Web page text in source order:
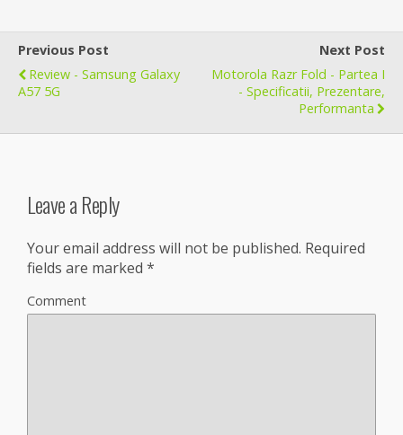
Previous Post
Review - Samsung Galaxy
A57 5G
Next Post
Motorola Razr Fold - Partea I
- Specificatii, Prezentare,
Performanta
Leave a Reply
Your email address will not be published. Required
fields are marked *
Comment